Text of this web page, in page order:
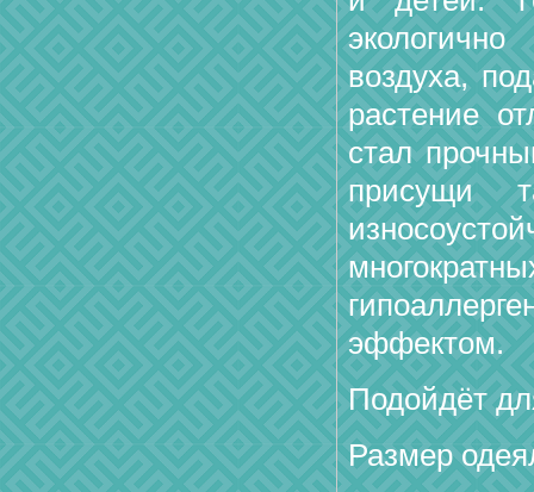
воздуха,
растение
стал
присущи
эффектом.
Подойдёт
Размер